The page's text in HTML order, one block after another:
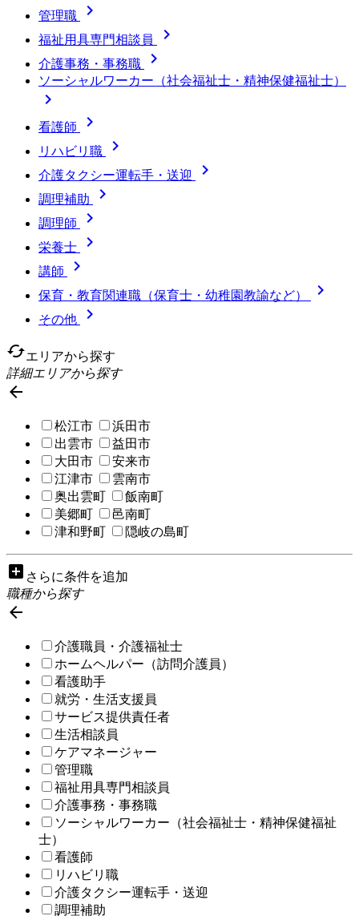
管理職 
福祉用具専門相談員 
介護事務・事務職 
ソーシャルワーカー（社会福祉士・精神保健福祉士）

看護師 
リハビリ職 
介護タクシー運転手・送迎 
調理補助 
調理師 
栄養士 
講師 
保育・教育関連職（保育士・幼稚園教諭など） 
その他

cachedエリアから探す
詳細エリアから探す

松江市
浜田市
出雲市
益田市
大田市
安来市
江津市
雲南市
奥出雲町
飯南町
美郷町
邑南町
津和野町
隠岐の島町
add_box さらに条件を追加
職種から探す

介護職員・介護福祉士
ホームヘルパー（訪問介護員）
看護助手
就労・生活支援員
サービス提供責任者
生活相談員
ケアマネージャー
管理職
福祉用具専門相談員
介護事務・事務職
ソーシャルワーカー（社会福祉士・精神保健福祉
士）
看護師
リハビリ職
介護タクシー運転手・送迎
調理補助